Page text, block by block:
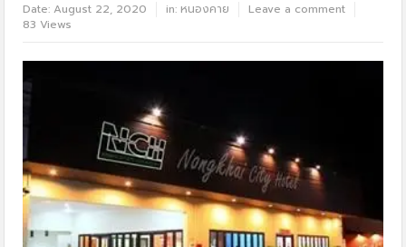
Date:August 22, 2020 in: หนองคาย
Leave a comment
83 Views